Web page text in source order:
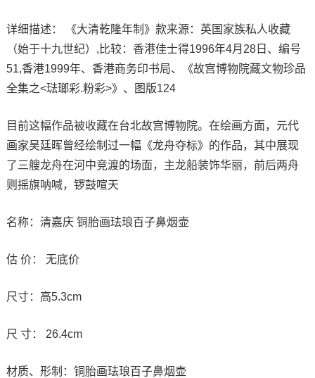
详细描述： 《大清乾隆年制》款来源：英国家族私人收藏
（始于十九世纪）,比较：香港佳士得1996年4月28日、编号
51,香港1999年、香港商务印书局、《故宫博物院藏文物珍品
全集之<琺瑯彩.粉彩>》、图版124
目前这幅作品被收藏在台北故宫博物院。在绘画方面，元代
画家吴廷晖曾经绘制过一幅《龙舟夺标》的作品，其中展现
了三艘龙舟在河中竞渡的场面，主龙船装饰华丽，前后两舟
则摇旗呐喊，锣鼓喧天
名称：清嘉庆 铜胎画珐琅百子鼻烟壶
估 价： 无底价
尺寸：高5.3cm
尺 寸： 26.4cm
材质、形制：铜胎画珐琅百子鼻烟壶